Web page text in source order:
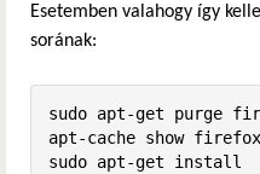
Esetemben valahogy így
sorának:
sudo apt-get purge
apt-cache show
sudo apt-get install